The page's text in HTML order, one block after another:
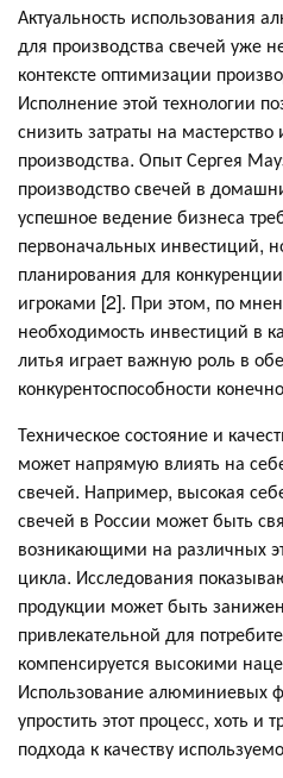
Актуальность использования
для производства свечей уже
контексте оптимизации
Исполнение этой технологии
снизить затраты на
производства. Опыт Сергея
производство свечей в
успешное ведение бизнеса
первоначальных инвестиций,
планирования для
игроками [2]. При этом, по
необходимость инвестиций в
литья играет важную роль в
конкурентоспособности
Техническое состояние и
может напрямую влиять на
свечей. Например, высокая
свечей в России может быть
возникающими на различных
цикла. Исследования
продукции может быть
привлекательной для
компенсируется высокими
Использование алюминиевых
упростить этот процесс, хоть и
подхода к качеству